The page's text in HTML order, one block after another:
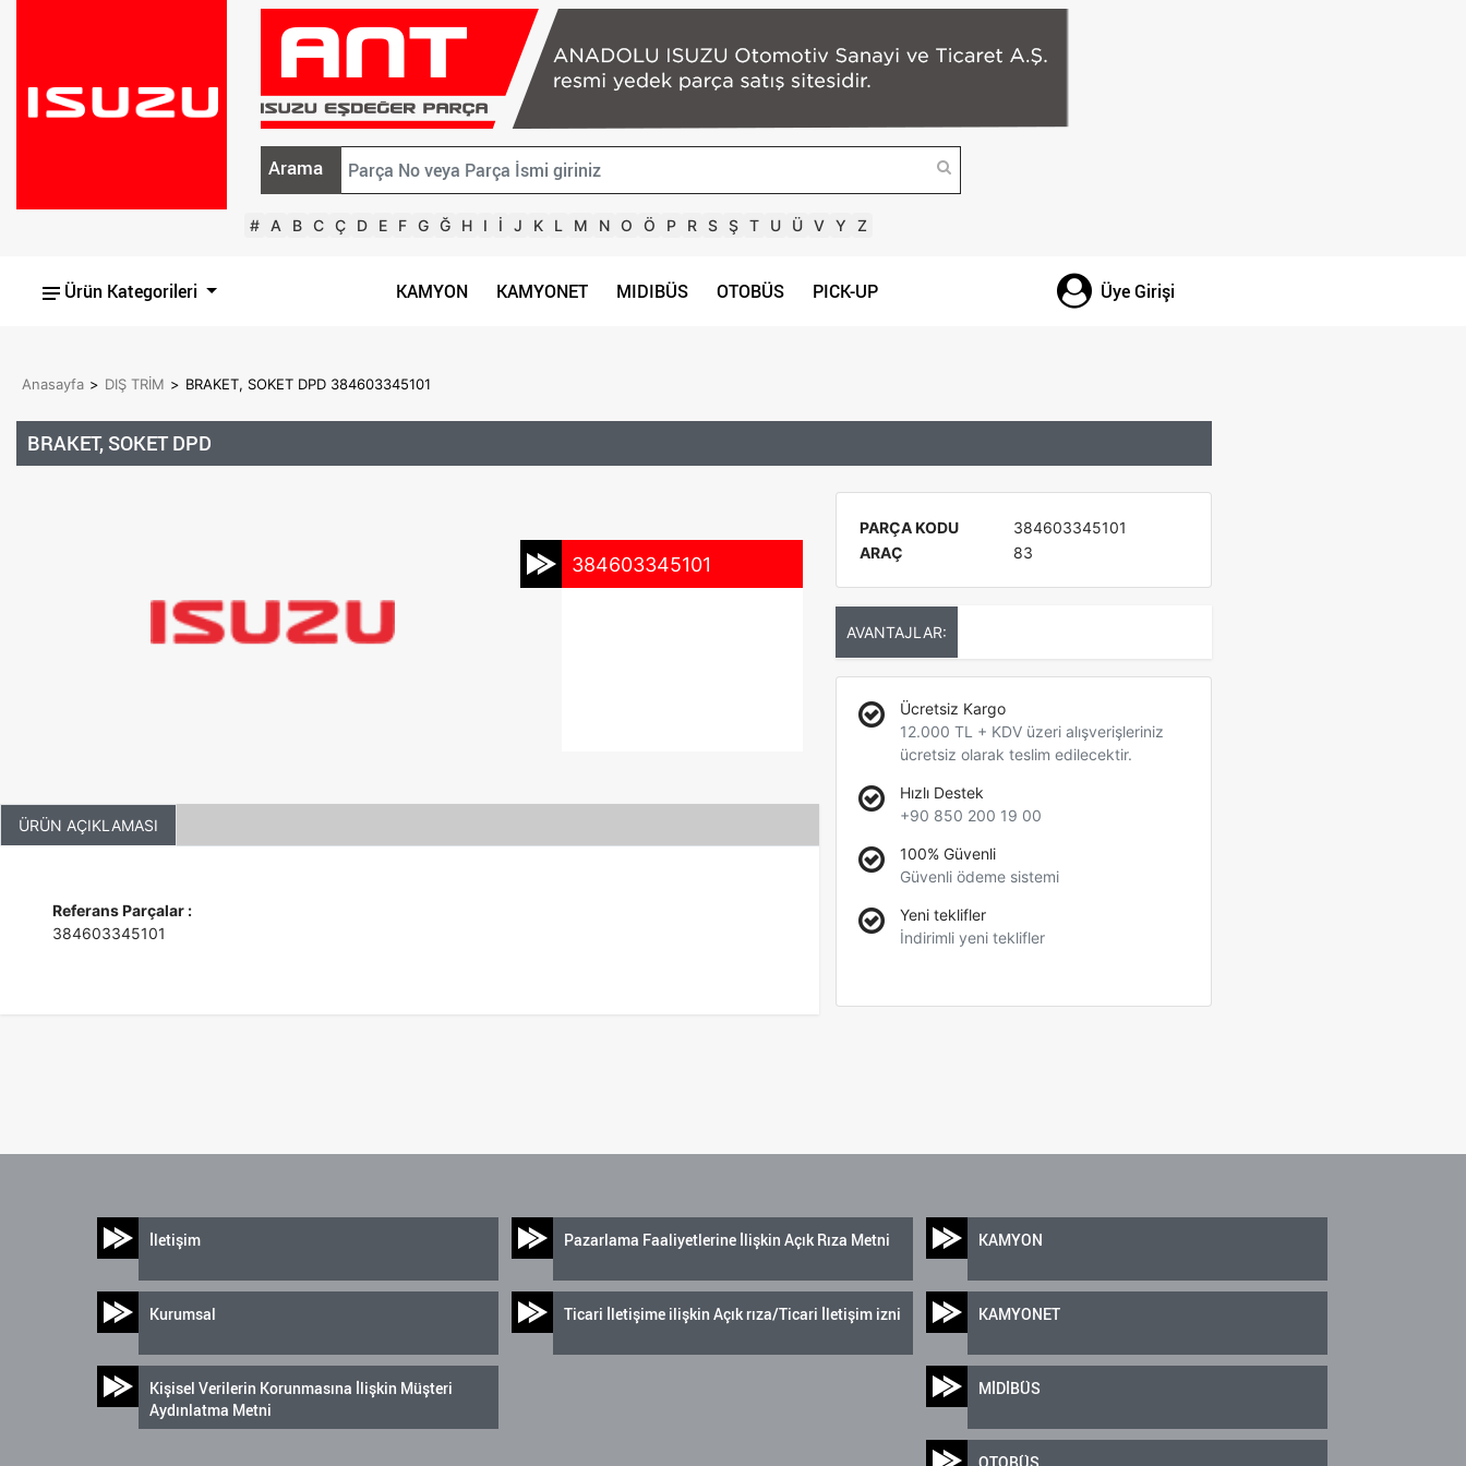
Arama
# A B C Ç D E F G Ğ H I İ J K L M N O Ö P R S Ş T U Ü V Y Z
Ürün Kategorileri KAMYON KAMYONET MIDIBÜS OTOBÜS PICK-UP Üye Girişi
Anasayfa > DIŞ TRİM > BRAKET, SOKET DPD 384603345101
BRAKET, SOKET DPD
384603345101
ÜRÜN AÇIKLAMASI
Referans Parçalar :
384603345101
PARÇA KODU
384603345101
ARAÇ
83
AVANTAJLAR:
Ücretsiz Kargo
12.000 TL + KDV üzeri alışverişleriniz
ücretsiz olarak teslim edilecektir.
Hızlı Destek
+90 850 200 19 00
100% Güvenli
Güvenli ödeme sistemi
Yeni teklifler
İndirimli yeni teklifler
İletişim
Kurumsal
Kişisel Verilerin Korunmasına İlişkin Müşteri
Aydınlatma Metni
Pazarlama Faaliyetlerine İlişkin Açık Rıza Metni
Ticari İletişime ilişkin Açık rıza/Ticari İletişim izni
KAMYON
KAMYONET
MİDİBÜS